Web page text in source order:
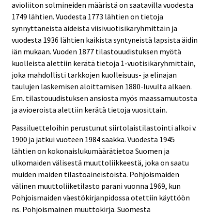
avioliiton solmineiden määristä on saatavilla vuodesta
1749 lähtien. Vuodesta 1773 lähtien on tietoja
synnyttäneistä äideistä viisivuotisikäryhmittäin ja
vuodesta 1936 lähtien kaikista syntyneistä lapsista äidin
iän mukaan. Vuoden 1877 tilastouudistuksen myötä
kuolleista alettiin kerätä tietoja 1-vuotisikäryhmittäin,
joka mahdollisti tarkkojen kuolleisuus- ja elinajan
taulujen laskemisen aloittamisen 1880-luvulta alkaen.
Em. tilastouudistuksen ansiosta myös maassamuutosta
ja avioeroista alettiin kerätä tietoja vuosittain.
Passiluetteloihin perustunut siirtolaistilastointi alkoi v.
1900 ja jatkui vuoteen 1984 saakka. Vuodesta 1945
lähtien on kokonaislukumäärätietoa Suomen ja
ulkomaiden välisestä muuttoliikkeestä, joka on saatu
muiden maiden tilastoaineistoista. Pohjoismaiden
välinen muuttoliiketilasto parani vuonna 1969, kun
Pohjoismaiden väestökirjanpidossa otettiin käyttöön
ns. Pohjoismainen muuttokirja. Suomesta